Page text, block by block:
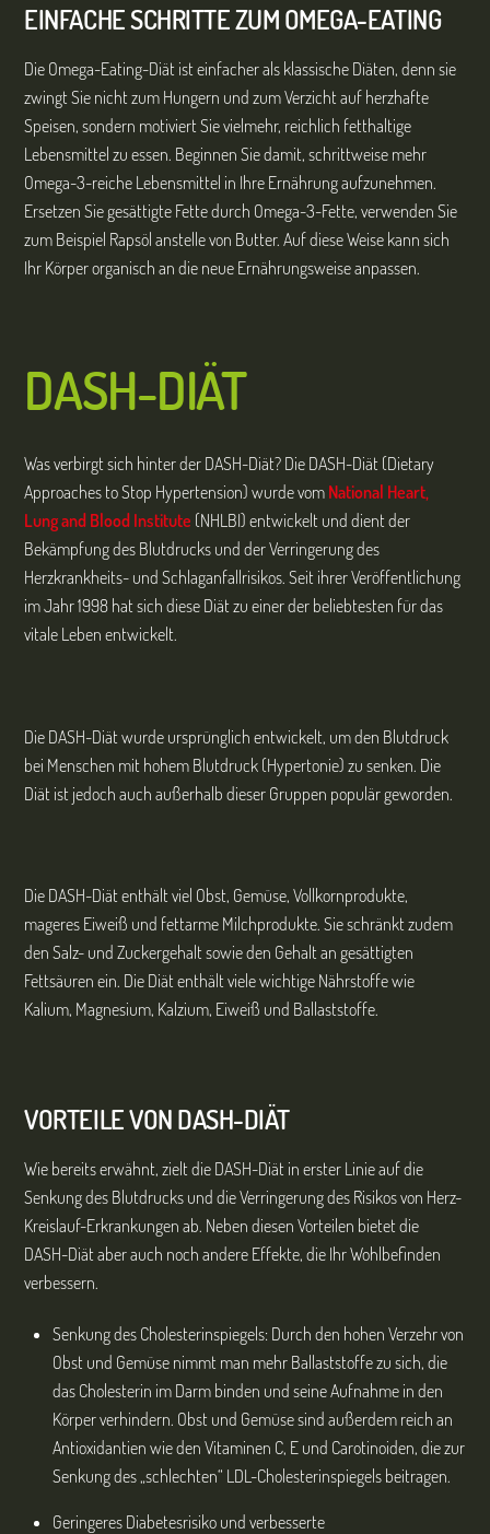
EINFACHE SCHRITTE ZUM OMEGA-EATING
Die Omega-Eating-Diät ist einfacher als klassische Diäten, denn sie
zwingt Sie nicht zum Hungern und zum Verzicht auf herzhafte
Speisen, sondern motiviert Sie vielmehr, reichlich fetthaltige
Lebensmittel zu essen. Beginnen Sie damit, schrittweise mehr
Omega-3-reiche Lebensmittel in Ihre Ernährung aufzunehmen.
Ersetzen Sie gesättigte Fette durch Omega-3-Fette, verwenden Sie
zum Beispiel Rapsöl anstelle von Butter. Auf diese Weise kann sich
Ihr Körper organisch an die neue Ernährungsweise anpassen.
DASH-DIÄT
Was verbirgt sich hinter der DASH-Diät? Die DASH-Diät (Dietary
Approaches to Stop Hypertension) wurde vom National Heart,
Lung and Blood Institute (NHLBI) entwickelt und dient der
Bekämpfung des Blutdrucks und der Verringerung des
Herzkrankheits- und Schlaganfallrisikos. Seit ihrer Veröffentlichung
im Jahr 1998 hat sich diese Diät zu einer der beliebtesten für das
vitale Leben entwickelt.
Die DASH-Diät wurde ursprünglich entwickelt, um den Blutdruck
bei Menschen mit hohem Blutdruck (Hypertonie) zu senken. Die
Diät ist jedoch auch außerhalb dieser Gruppen populär geworden.
Die DASH-Diät enthält viel Obst, Gemüse, Vollkornprodukte,
mageres Eiweiß und fettarme Milchprodukte. Sie schränkt zudem
den Salz- und Zuckergehalt sowie den Gehalt an gesättigten
Fettsäuren ein. Die Diät enthält viele wichtige Nährstoffe wie
Kalium, Magnesium, Kalzium, Eiweiß und Ballaststoffe.
VORTEILE VON DASH-DIÄT
Wie bereits erwähnt, zielt die DASH-Diät in erster Linie auf die
Senkung des Blutdrucks und die Verringerung des Risikos von Herz-
Kreislauf-Erkrankungen ab. Neben diesen Vorteilen bietet die
DASH-Diät aber auch noch andere Effekte, die Ihr Wohlbefinden
verbessern.
Senkung des Cholesterinspiegels: Durch den hohen Verzehr von
Obst und Gemüse nimmt man mehr Ballaststoffe zu sich, die
das Cholesterin im Darm binden und seine Aufnahme in den
Körper verhindern. Obst und Gemüse sind außerdem reich an
Antioxidantien wie den Vitaminen C, E und Carotinoiden, die zur
Senkung des „schlechten“ LDL-Cholesterinspiegels beitragen.
Geringeres Diabetesrisiko und verbesserte